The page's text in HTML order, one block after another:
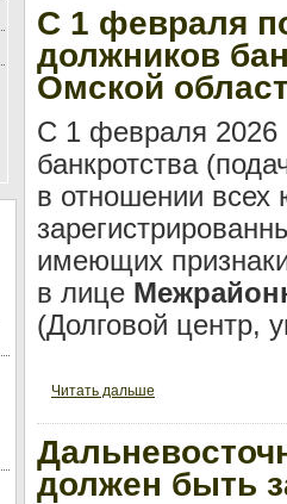
С 1 февраля
должников
Омской
С 1 февраля 2026
банкротства
в отношении всех
имеющих
в лице
(Долговой центр,
Читать дальше
должен быть